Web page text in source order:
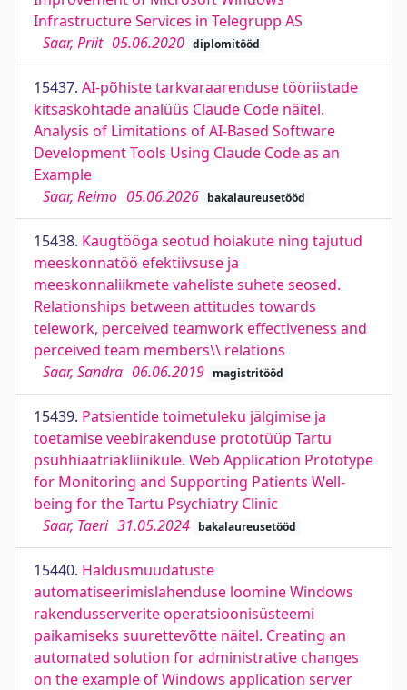
Infrastructure Services in Telegrupp AS
Saar, Priit 05.06.2020 diplomitööd
15437. AI-põhiste tarkvaraarenduse tööriistade
kitsaskohtade analüüs Claude Code näitel.
Analysis of Limitations of AI-Based Software
Development Tools Using Claude Code as an
Example
Saar, Reimo 05.06.2026 bakalaureusetööd
15438. Kaugtööga seotud hoiakute ning tajutud
meeskonnatöö efektiivsuse ja
meeskonnaliikmete vaheliste suhete seosed.
Relationships between attitudes towards
telework, perceived teamwork effectiveness and
perceived team members\\ relations
Saar, Sandra 06.06.2019 magistritööd
15439. Patsientide toimetuleku jälgimise ja
toetamise veebirakenduse prototüüp Tartu
psühhiaatriakliinikule. Web Application Prototype
for Monitoring and Supporting Patients Well-
being for the Tartu Psychiatry Clinic
Saar, Taeri 31.05.2024 bakalaureusetööd
15440. Haldusmuudatuste
automatiseerimislahenduse loomine Windows
rakendusserverite operatsioonisüsteemi
paikamiseks suurettevõtte näitel. Creating an
automated solution for administrative changes
on the example of Windows application server